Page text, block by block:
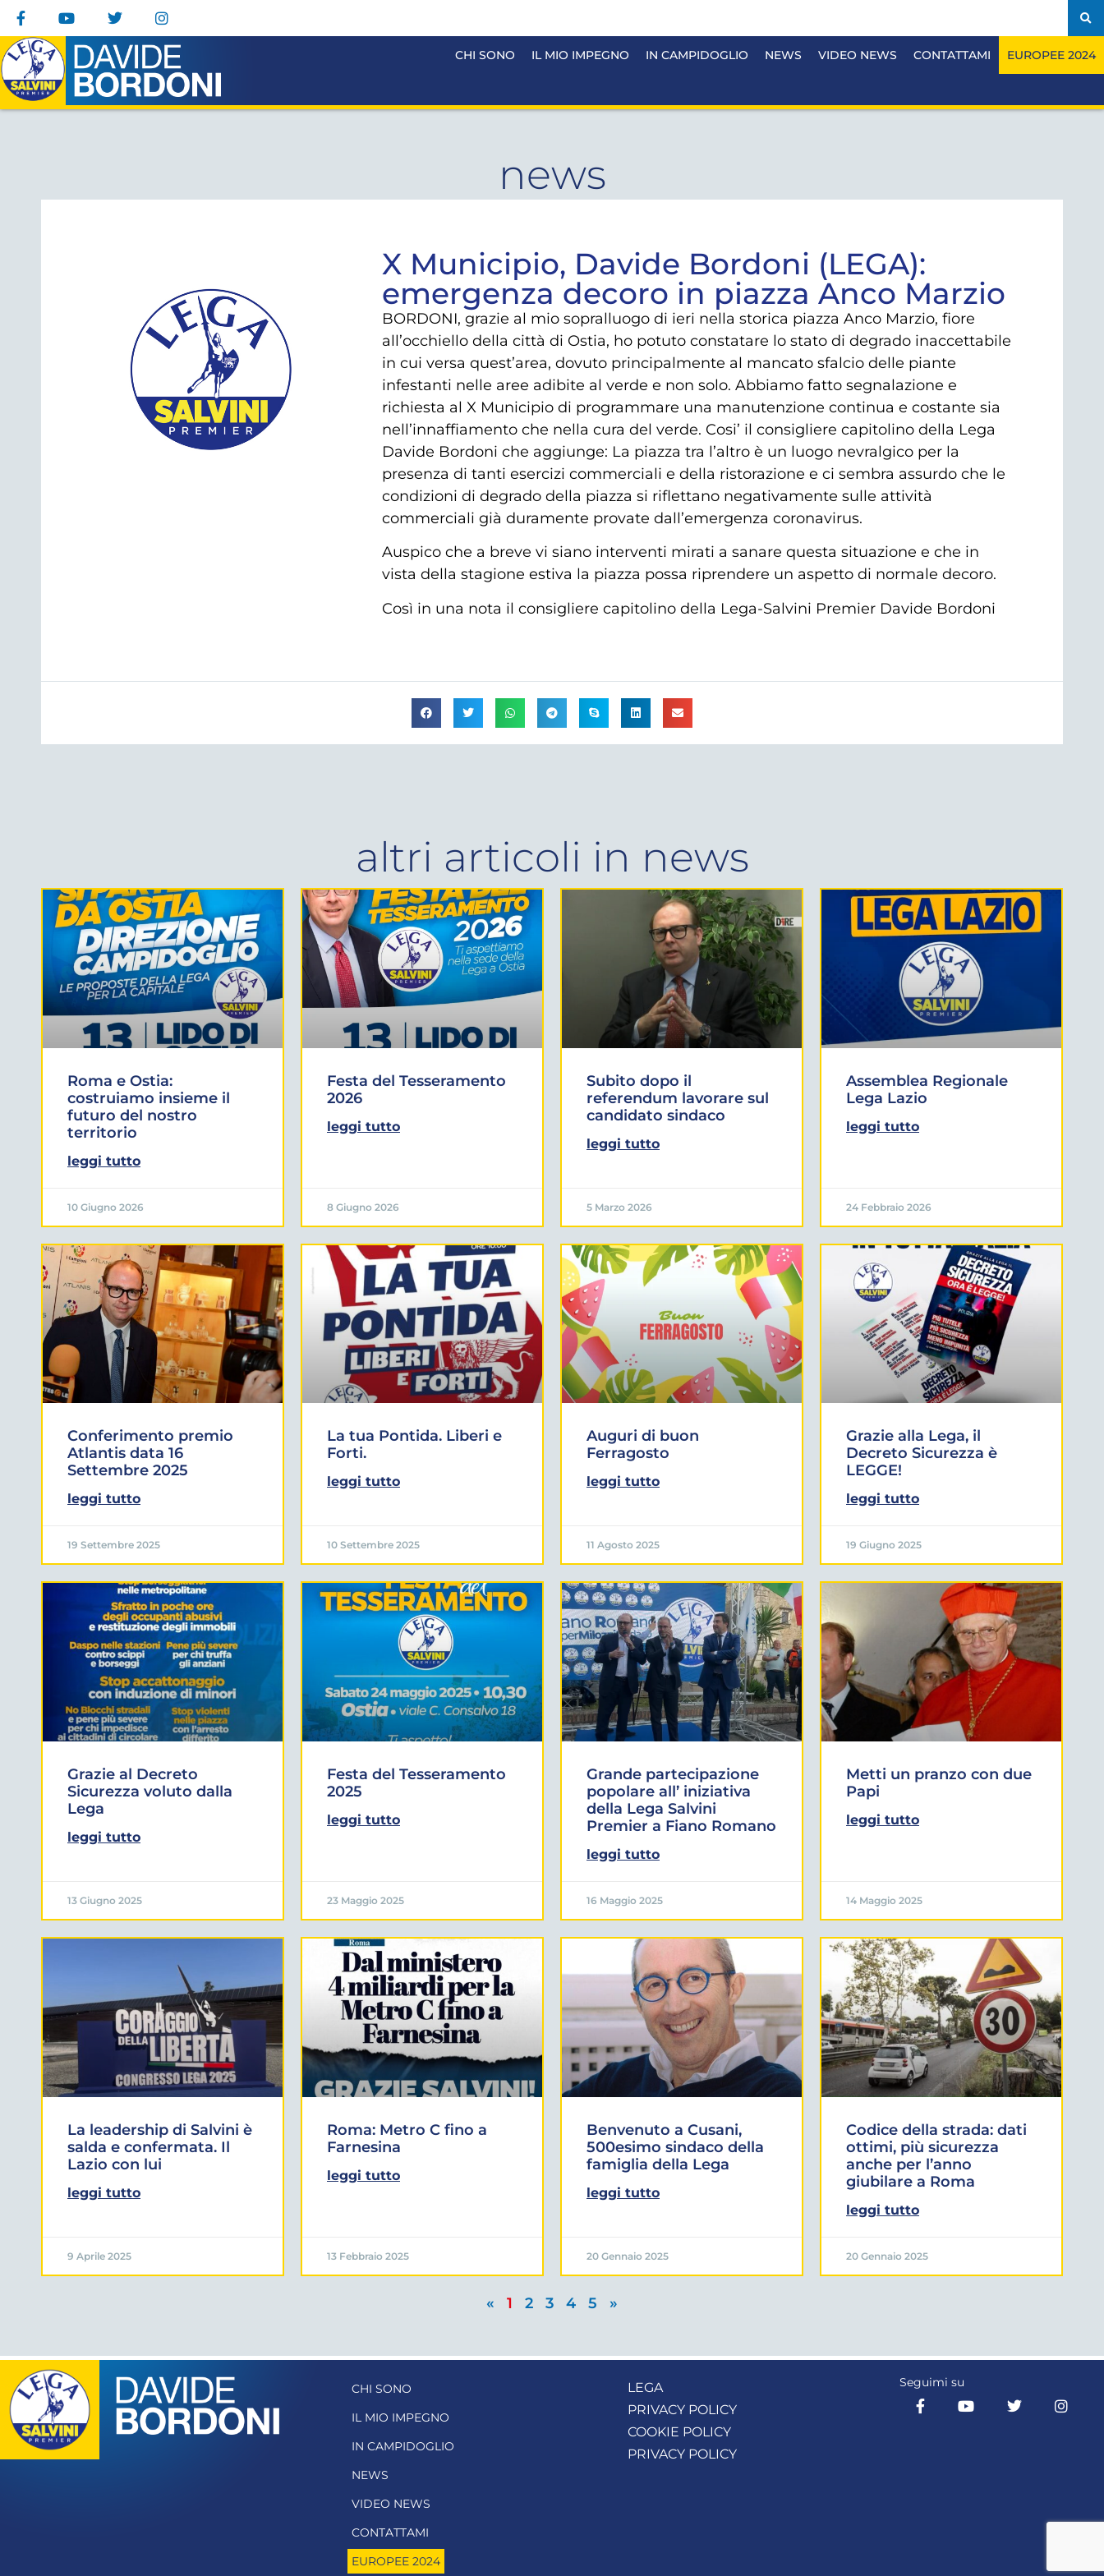
CHI SONO IL MIO IMPEGNO IN CAMPIDOGLIO NEWS VIDEO NEWS CONTATTAMI EUROPEE 2024
news
X Municipio, Davide Bordoni (LEGA):
emergenza decoro in piazza Anco Marzio
BORDONI, grazie al mio sopralluogo di ieri nella storica piazza Anco Marzio, fiore
all’occhiello della città di Ostia, ho potuto constatare lo stato di degrado inaccettabile
in cui versa quest’area, dovuto principalmente al mancato sfalcio delle piante
infestanti nelle aree adibite al verde e non solo. Abbiamo fatto segnalazione e
richiesta al X Municipio di programmare una manutenzione continua e costante sia
nell’innaffiamento che nella cura del verde. Cosi’ il consigliere capitolino della Lega
Davide Bordoni che aggiunge: La piazza tra l’altro è un luogo nevralgico per la
presenza di tanti esercizi commerciali e della ristorazione e ci sembra assurdo che le
condizioni di degrado della piazza si riflettano negativamente sulle attività
commerciali già duramente provate dall’emergenza coronavirus.
Auspico che a breve vi siano interventi mirati a sanare questa situazione e che in
vista della stagione estiva la piazza possa riprendere un aspetto di normale decoro.
Così in una nota il consigliere capitolino della Lega-Salvini Premier Davide Bordoni
altri articoli in news
Roma e Ostia:
costruiamo insieme il
futuro del nostro
territorio
leggi tutto
10 Giugno 2026
Festa del Tesseramento
2026
leggi tutto
8 Giugno 2026
Subito dopo il
referendum lavorare sul
candidato sindaco
leggi tutto
5 Marzo 2026
Assemblea Regionale
Lega Lazio
leggi tutto
24 Febbraio 2026
Conferimento premio
Atlantis data 16
Settembre 2025
leggi tutto
19 Settembre 2025
La tua Pontida. Liberi e
Forti.
leggi tutto
10 Settembre 2025
Auguri di buon
Ferragosto
leggi tutto
11 Agosto 2025
Grazie alla Lega, il
Decreto Sicurezza è
LEGGE!
leggi tutto
19 Giugno 2025
Grazie al Decreto
Sicurezza voluto dalla
Lega
leggi tutto
13 Giugno 2025
Festa del Tesseramento
2025
leggi tutto
23 Maggio 2025
Grande partecipazione
popolare all’ iniziativa
della Lega Salvini
Premier a Fiano Romano
leggi tutto
16 Maggio 2025
Metti un pranzo con due
Papi
leggi tutto
14 Maggio 2025
La leadership di Salvini è
salda e confermata. Il
Lazio con lui
leggi tutto
9 Aprile 2025
Roma: Metro C fino a
Farnesina
leggi tutto
13 Febbraio 2025
Benvenuto a Cusani,
500esimo sindaco della
famiglia della Lega
leggi tutto
20 Gennaio 2025
Codice della strada: dati
ottimi, più sicurezza
anche per l’anno
giubilare a Roma
leggi tutto
20 Gennaio 2025
« 1 2 3 4 5 »
CHI SONO
IL MIO IMPEGNO
IN CAMPIDOGLIO
NEWS
VIDEO NEWS
CONTATTAMI
EUROPEE 2024
LEGA
PRIVACY POLICY
COOKIE POLICY
PRIVACY POLICY
Seguimi su